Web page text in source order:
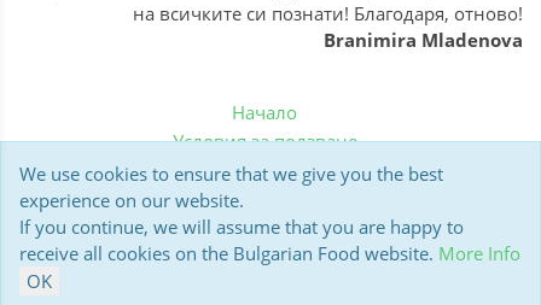
на всичките си познати! Благодаря, отново!
Branimira Mladenova
Начало
Условия за ползване
Политика за бисквитки
Доставка
Мнения на клиенти
Polar13 BulgarianFood.co.uk © 2006-2026
We use cookies to ensure that we give you the best
experience on our website.
If you continue, we will assume that you are happy to
receive all cookies on the Bulgarian Food website. More Info
OK